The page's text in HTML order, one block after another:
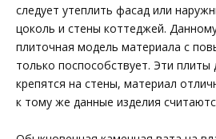
следует утеплить фасад или
цоколь и стены коттеджей.
плиточная модель материала с
только поспособствует. Эти плиты
крепятся на стены, материал
к тому же данные изделия